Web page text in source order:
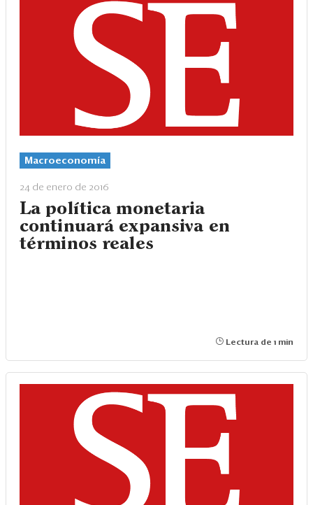
Macroeconomía
24 de enero de 2016
La política monetaria
continuará expansiva en
términos reales
Lectura de 1 min